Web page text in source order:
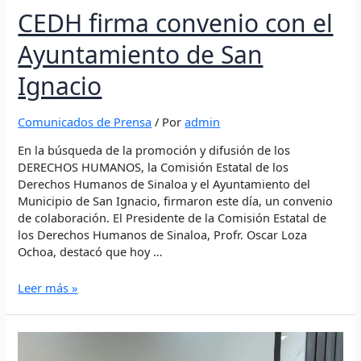
CEDH firma convenio con el
Ayuntamiento de San
Ignacio
Comunicados de Prensa / Poradmin
En la búsqueda de la promoción y difusión de los
DERECHOS HUMANOS, la Comisión Estatal de los
Derechos Humanos de Sinaloa y el Ayuntamiento del
Municipio de San Ignacio, firmaron este día, un convenio
de colaboración. El Presidente de la Comisión Estatal de
los Derechos Humanos de Sinaloa, Profr. Oscar Loza
Ochoa, destacó que hoy …
Leer más »